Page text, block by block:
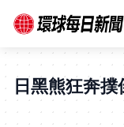
日黑熊狂奔